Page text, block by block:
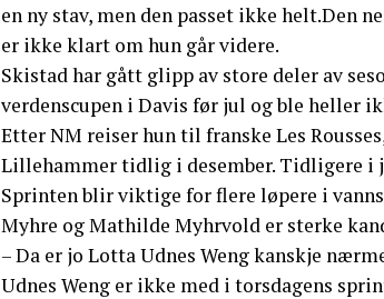
en ny stav, men den passet ikke helt.Den
er ikke klart om hun går videre.
Skistad har gått glipp av store deler av
verdenscupen i Davis før jul og ble heller
Etter NM reiser hun til franske Les
Lillehammer tidlig i desember. Tidligere i
Sprinten blir viktige for flere løpere i
Myhre og Mathilde Myhrvold er sterke
– Da er jo Lotta Udnes Weng kanskje
Udnes Weng er ikke med i torsdagens